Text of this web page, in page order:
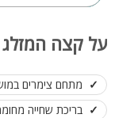
על קצה המזלג
מתחם צימרים
בריכת שחייה